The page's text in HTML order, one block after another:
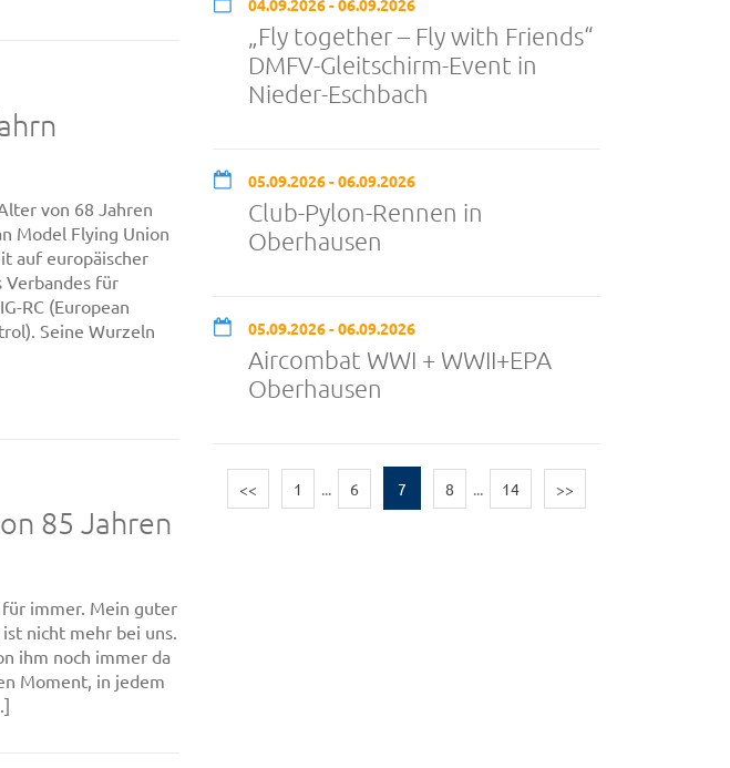
von 68 Jahren
Model Flying Union
auf europäischer
Verbandes für
RC (European
Seine Wurzeln
85 Jahren
für immer. Mein guter
nicht mehr bei uns.
ihm noch immer da
Moment, in jedem
04.09.2026 - 06.09.2026
„Fly together – Fly with Friends“
DMFV-Gleitschirm-Event in
Nieder-Eschbach
05.09.2026 - 06.09.2026
Club-Pylon-Rennen in
Oberhausen
05.09.2026 - 06.09.2026
Aircombat WWI + WWII+EPA
Oberhausen
<< 1 ... 6 7 8 ... 14 >>